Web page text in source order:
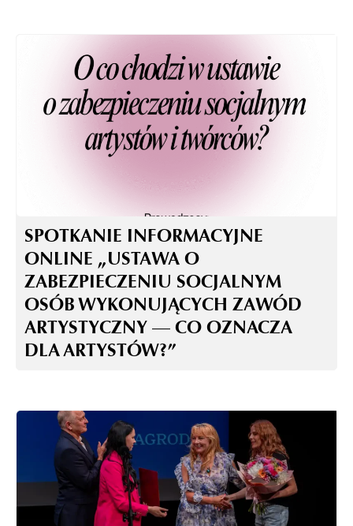
SPOTKANIE INFORMACYJNE
ONLINE „USTAWA O
ZABEZPIECZENIU SOCJALNYM
OSÓB WYKONUJĄCYCH ZAWÓD
ARTYSTYCZNY — CO OZNACZA
DLA ARTYSTÓW?”